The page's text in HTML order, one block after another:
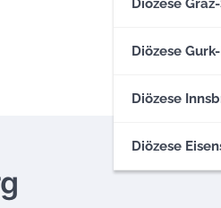
Diözese
Diözese
Diözese
Diözese